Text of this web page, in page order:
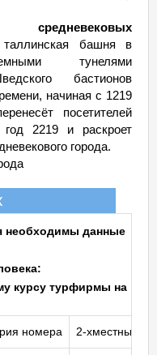
башня в
тунелями
бастионов
начиная с 1219
посетителей
2219 и раскроет
города.
данные
курсу турфирмы на
номера
2-хместный